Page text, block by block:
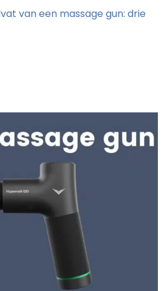
van een massage gun: drie